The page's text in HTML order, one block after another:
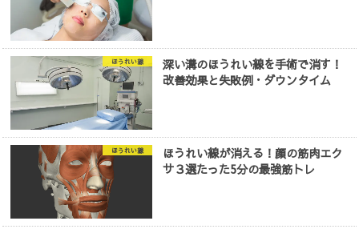
ほうれい線
深い溝のほうれい線を手術で消す！
改善効果と失敗例・ダウンタイム
ほうれい線
ほうれい線が消える！顔の筋肉エク
サ３選たった5分の最強筋トレ